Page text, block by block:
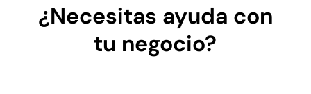
¿Necesitas ayuda con
tu negocio?